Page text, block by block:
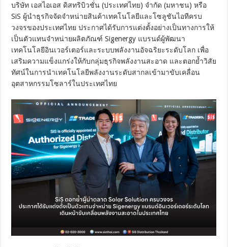
บริษัท เอสไอเอส ดิสทริบิวชั่น (ประเทศไทย) จำกัด (มหาชน) หรือ
SiS ผู้นำธุรกิจจัดจำหน่ายสินค้าเทคโนโลยีและโซลูชันไอทีครบ
วงจรของประเทศไทย ประกาศได้รับการแต่งตั้งอย่างเป็นทางการให้
เป็นตัวแทนจำหน่ายผลิตภัณฑ์ Sigenergy แบรนด์ผู้พัฒนา
เทคโนโลยีอินเวอร์เตอร์และระบบพลังงานอัจฉริยะระดับโลก เพื่อ
เสริมความแข็งแกร่งให้กับกลุ่มธุรกิจพลังงานสะอาด และตอกย้ำวิสัย
ทัศน์ในการนำเทคโนโลยีพลังงานระดับสากลเข้ามาขับเคลื่อน
อุตสาหกรรมโซลาร์ในประเทศไทย